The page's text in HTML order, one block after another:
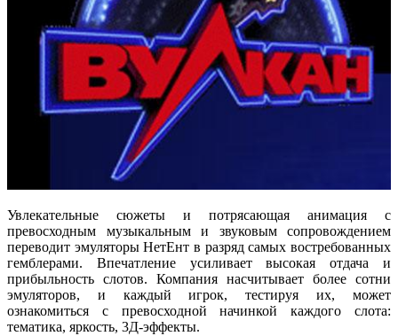
Увлекательные сюжеты и потрясающая анимация с
превосходным музыкальным и звуковым сопровождением
переводит эмуляторы НетЕнт в разряд самых востребованных
гемблерами. Впечатление усиливает высокая отдача и
прибыльность слотов. Компания насчитывает более сотни
эмуляторов, и каждый игрок, тестируя их, может
ознакомиться с превосходной начинкой каждого слота:
тематика, яркость, 3Д-эффекты.